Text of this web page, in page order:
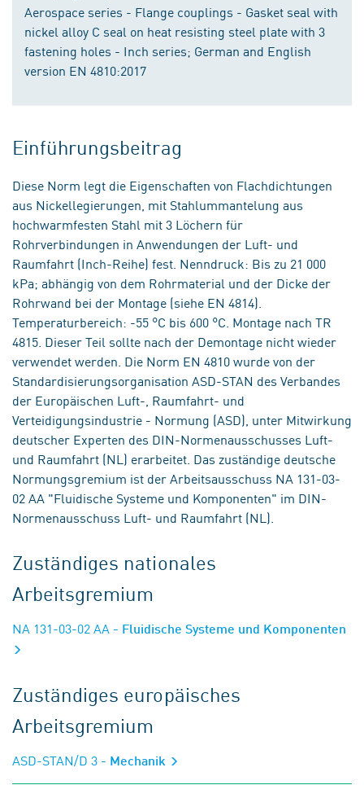
Aerospace series - Flange couplings - Gasket seal with
nickel alloy C seal on heat resisting steel plate with 3
fastening holes - Inch series; German and English
version EN 4810:2017
Einführungsbeitrag
Diese Norm legt die Eigenschaften von Flachdichtungen
aus Nickellegierungen, mit Stahlummantelung aus
hochwarmfesten Stahl mit 3 Löchern für
Rohrverbindungen in Anwendungen der Luft- und
Raumfahrt (Inch-Reihe) fest. Nenndruck: Bis zu 21 000
kPa; abhängig von dem Rohrmaterial und der Dicke der
Rohrwand bei der Montage (siehe EN 4814).
Temperaturbereich: -55 °C bis 600 °C. Montage nach TR
4815. Dieser Teil sollte nach der Demontage nicht wieder
verwendet werden. Die Norm EN 4810 wurde von der
Standardisierungsorganisation ASD-STAN des Verbandes
der Europäischen Luft-, Raumfahrt- und
Verteidigungsindustrie - Normung (ASD), unter Mitwirkung
deutscher Experten des DIN-Normenausschusses Luft-
und Raumfahrt (NL) erarbeitet. Das zuständige deutsche
Normungsgremium ist der Arbeitsausschuss NA 131-03-
02 AA "Fluidische Systeme und Komponenten" im DIN-
Normenausschuss Luft- und Raumfahrt (NL).
Zuständiges nationales
Arbeitsgremium
NA 131-03-02 AA - Fluidische Systeme und Komponenten
Zuständiges europäisches
Arbeitsgremium
ASD-STAN/D 3 - Mechanik